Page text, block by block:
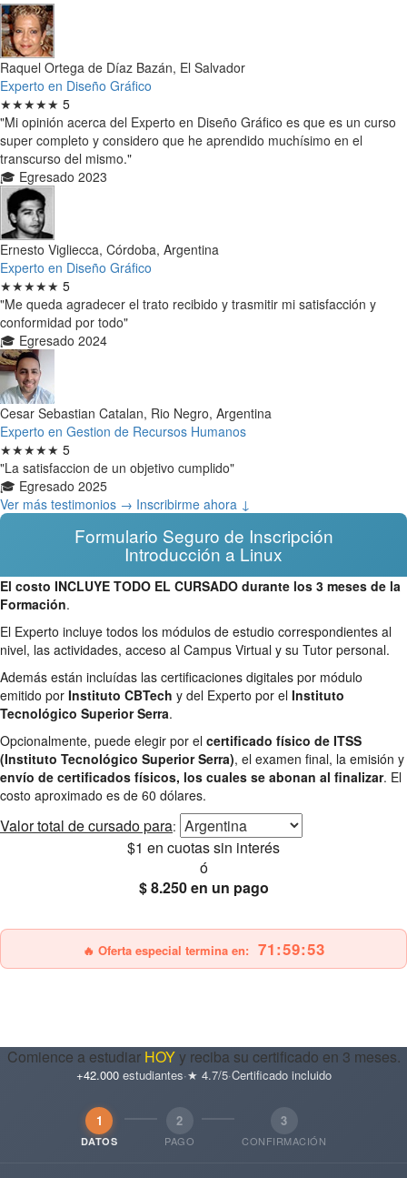
Raquel Ortega de Díaz Bazán, El Salvador
Experto en Diseño Gráfico
★★★★★ 5
"Mi opinión acerca del Experto en Diseño Gráfico es que es un curso
super completo y considero que he aprendido muchísimo en el
transcurso del mismo."
🎓 Egresado 2023
Ernesto Vigliecca, Córdoba, Argentina
Experto en Diseño Gráfico
★★★★★ 5
"Me queda agradecer el trato recibido y trasmitir mi satisfacción y
conformidad por todo"
🎓 Egresado 2024
Cesar Sebastian Catalan, Rio Negro, Argentina
Experto en Gestion de Recursos Humanos
★★★★★ 5
"La satisfaccion de un objetivo cumplido"
🎓 Egresado 2025
Ver más testimonios → Inscribirme ahora ↓
Formulario Seguro de Inscripción
Introducción a Linux
El costo INCLUYE TODO EL CURSADO durante los 3 meses de la
Formación.
El Experto incluye todos los módulos de estudio correspondientes al
nivel, las actividades, acceso al Campus Virtual y su Tutor personal.
Además están incluídas las certificaciones digitales por módulo
emitido por Instituto CBTech y del Experto por el Instituto
Tecnológico Superior Serra.
Opcionalmente, puede elegir por el certificado físico de ITSS
(Instituto Tecnológico Superior Serra), el examen final, la emisión y
envío de certificados físicos, los cuales se abonan al finalizar. El
costo aproximado es de 60 dólares.
Valor total de cursado para:
$1 en cuotas sin interés
ó
$ 8.250en un pago
🔥 Oferta especial termina en: 71:59:52
Comience a estudiar HOYy reciba su certificado en 3 meses.
+42.000estudiantes·★ 4.7/5·Certificado incluido
1
DATOS
2
PAGO
3
CONFIRMACIÓN